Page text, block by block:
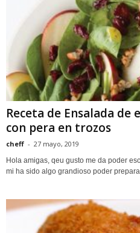
Receta de Ensalada de
con pera en trozos
cheff - 27 mayo, 2019
Hola amigas, qeu gusto me da poder
mi ha sido algo grandioso poder